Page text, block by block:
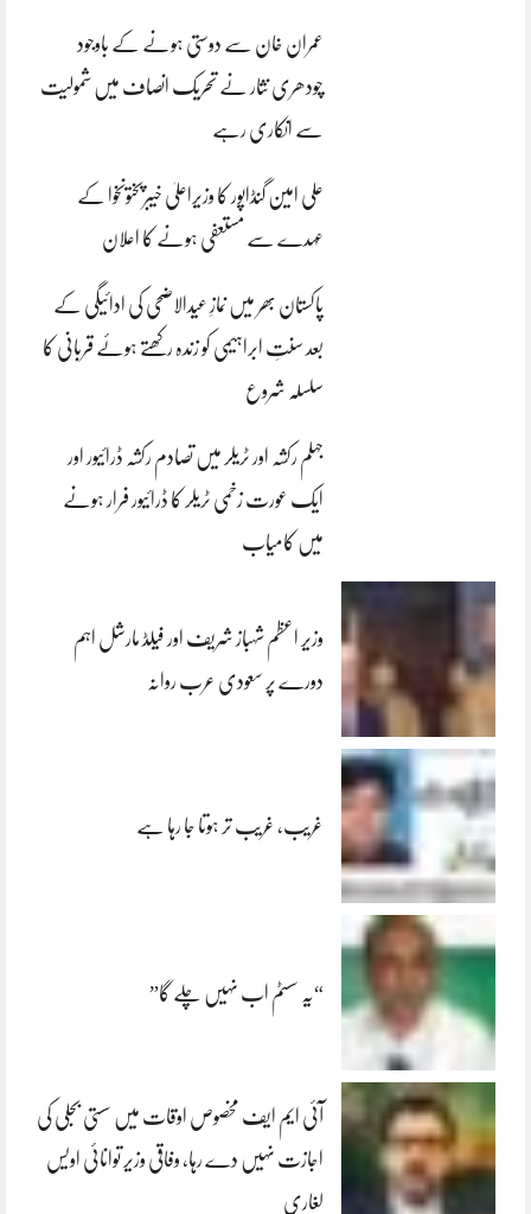
عمران خان سے دوستی ہونے کے باوجود
چودھری نثار نے تحریک انصاف میں شمولیت
سے انکاری رہے
علی امین گنڈاپور کا وزیراعلیٰ خیبرپختونخوا کے
عہدے سے مستعفی ہونے کا اعلان
پاکستان بھر میں نمازِ عیدالاضحی کی ادائیگی کے
بعد سنتِ ابراہیمی کو زندہ رکھتے ہوئے قربانی کا
سلسلہ شروع
جہلم رکشہ اور ٹریلر میں تصادم رکشہ ڈرائیور اور
ایک عورت زخمی ٹریلر کا ڈرائیور فرار ہونے
میں کامیاب
وزیر اعظم شہباز شریف اور فیلڈ مارشل اہم
دورے پر سعودی عرب روانہ
غریب، غریب تر ہوتا جا رہا ہے
“یہ سسٹم اب نہیں چلے گا”
آئی ایم ایف مخصوص اوقات میں سستی بجلی کی
اجازت نہیں دے رہا، وفاقی وزیر توانائی اویس
لغاری